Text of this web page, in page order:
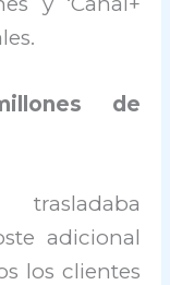
de
adicional
los clientes